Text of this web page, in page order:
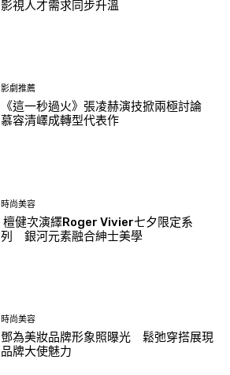
影視人才需求同步升溫
影劇推薦
《這一秒過火》張凌赫演技掀兩極討論
慕容清嶧成轉型代表作
時尚美容
檀健次演繹Roger Vivier七夕限定系
列 銀河元素融合紳士美學
時尚美容
鄧為美妝品牌形象照曝光 鬆弛穿搭展現
品牌大使魅力